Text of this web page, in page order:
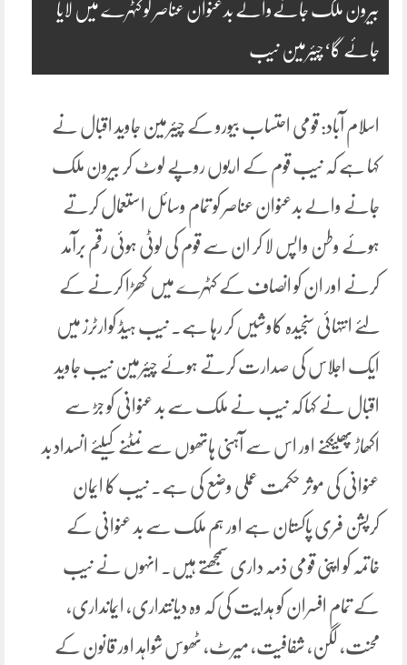
بیرون ملک جانےوالے بدعنوان عناصر کو کٹہرے میں لایا
جائے گا‘چیئرمین نیب
اسلام آباد: قومی احتساب بیورو کے چیئرمین جاوید اقبال نے
کہا ہے کہ نیب قوم کے اربوں روپے لوٹ کر بیرون ملک
جانے والے بدعنوان عناصر کو تمام وسائل استعمال کرتے
ہوئے وطن واپس لا کر ان سے قوم کی لوٹی ہوئی رقم برآمد
کرنے اور ان کو انصاف کے کٹہرے میں کھڑا کرنے کے
لئے انتہائی سنجیدہ کاوشیں کر رہا ہے۔ نیب ہیڈ کوارٹرز میں
ایک اجلاس کی صدارت کرتے ہوئے چیئرمین نیب جاوید
اقبال نے کہا کہ نیب نے ملک سے بد عنوانی کو جڑ سے
اکھاڑ پھینکنے اور اس سے آہنی ہاتھوں سے نمٹنے کیلئے انسداد بد
عنوانی کی موثر حکمت عملی وضع کی ہے۔ نیب کا ایمان
کرپشن فری پاکستان ہے اور ہم ملک سے بد عنوانی کے
خاتمہ کو اپنی قومی ذمہ داری سمجھتے ہیں۔ انہوں نے نیب
کے تمام افسران کو ہدایت کی کہ وہ دیانتداری، ایمانداری،
محنت، لگن، شفافیت، میرٹ، ٹھوس شواہد اور قانون کے